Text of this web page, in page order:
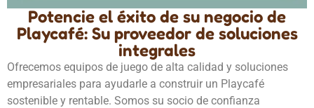
Potencie el éxito de su negocio de
Playcafé: Su proveedor de soluciones
integrales
Ofrecemos equipos de juego de alta calidad y soluciones
empresariales para ayudarle a construir un Playcafé
sostenible y rentable. Somos su socio de confianza